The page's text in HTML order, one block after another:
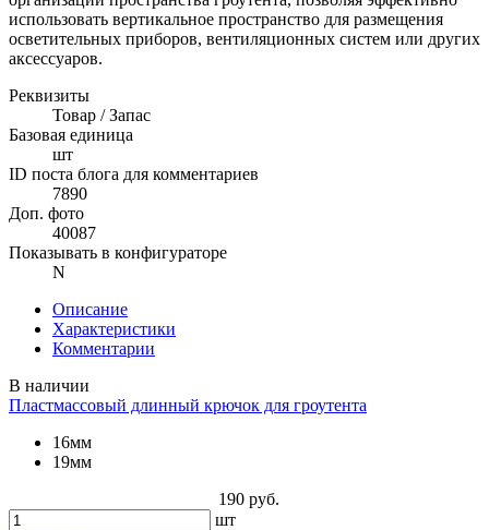
использовать вертикальное пространство для размещения
осветительных приборов, вентиляционных систем или других
аксессуаров.
Реквизиты
Товар / Запас
Базовая единица
шт
ID поста блога для комментариев
7890
Доп. фото
40087
Показывать в конфигураторе
N
Описание
Характеристики
Комментарии
В наличии
Пластмассовый длинный крючок для гроутента
16мм
19мм
190 руб.
шт